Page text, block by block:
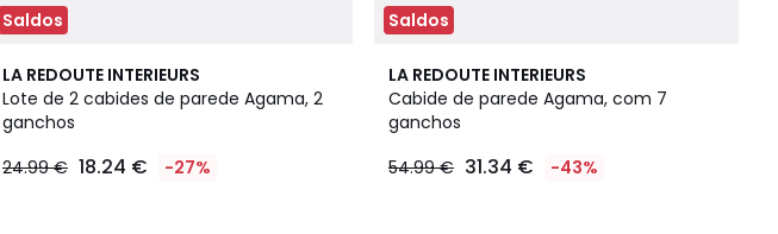
Saldos
LA REDOUTE INTERIEURS
Lote de 2 cabides de parede Agama, 2
ganchos
24.99 € 18.24 € -27%
4,1
/ 5
Saldos
LA REDOUTE INTERIEURS
Cabide de parede Agama, com 7
ganchos
54.99 € 31.34 € -43%
4,8
/ 5